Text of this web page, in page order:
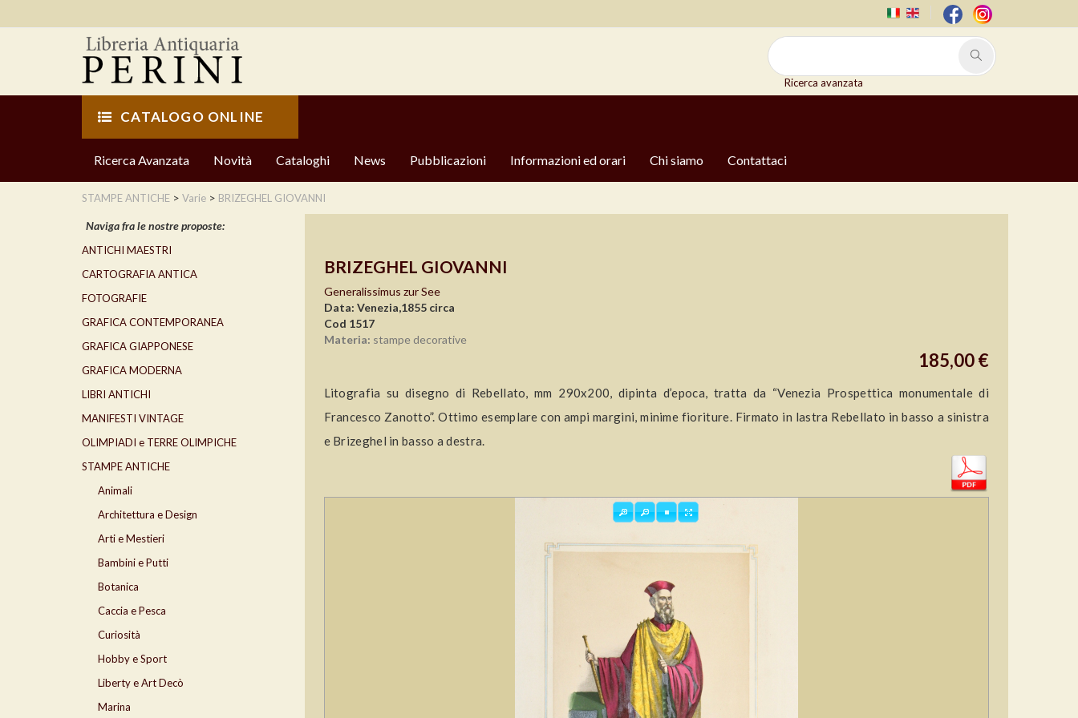
Ricerca avanzata
CATALOGO ONLINE
Ricerca Avanzata Novità Cataloghi News Pubblicazioni Informazioni ed orari Chi siamo Contattaci
STAMPE ANTICHE > Varie > BRIZEGHEL GIOVANNI
BRIZEGHEL GIOVANNI
Generalissimus zur See
Data: Venezia,1855 circa
Cod 1517
Materia: stampe decorative
185,00 €
Litografia su disegno di Rebellato, mm 290x200, dipinta d’epoca, tratta da “Venezia Prospettica monumentale di
Francesco Zanotto”. Ottimo esemplare con ampi margini, minime fioriture. Firmato in lastra Rebellato in basso a sinistra
e Brizeghel in basso a destra.
Naviga fra le nostre proposte:
ANTICHI MAESTRI
CARTOGRAFIA ANTICA
FOTOGRAFIE
GRAFICA CONTEMPORANEA
GRAFICA GIAPPONESE
GRAFICA MODERNA
LIBRI ANTICHI
MANIFESTI VINTAGE
OLIMPIADI e TERRE OLIMPICHE
STAMPE ANTICHE
Animali
Architettura e Design
Arti e Mestieri
Bambini e Putti
Botanica
Caccia e Pesca
Curiosità
Hobby e Sport
Liberty e Art Decò
Marina